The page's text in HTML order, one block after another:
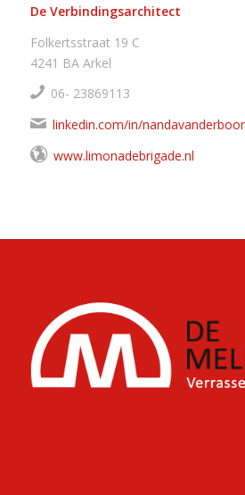
Folkertsstraat 19 C
4241 BA Arkel
06- 23869113
linkedin.com/in/nandavanderboom